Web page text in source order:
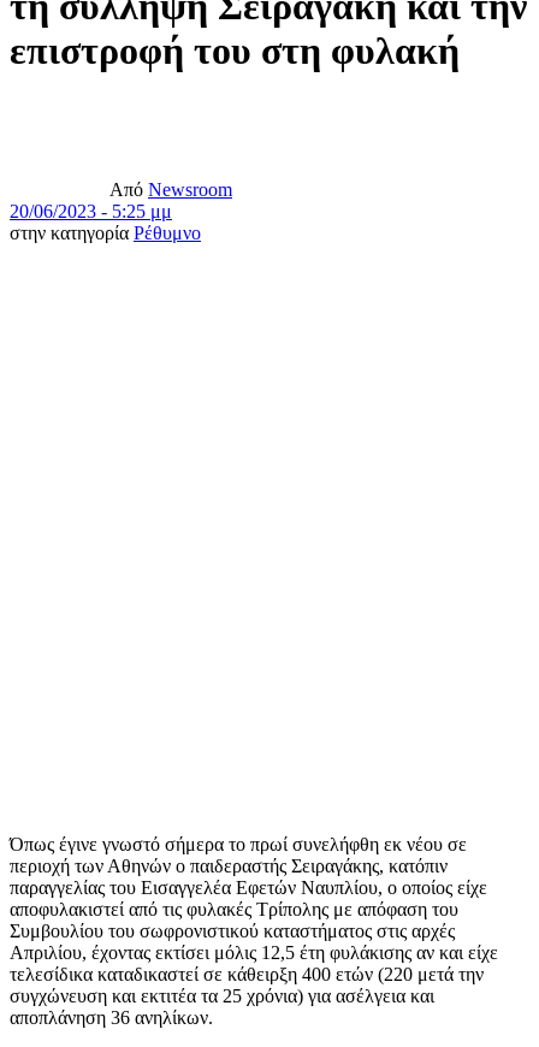
επιστροφή του στη φυλακή
Από Newsroom
20/06/2023 - 5:25 μμ
στην κατηγορία Ρέθυμνο
Όπως έγινε γνωστό σήμερα το πρωί συνελήφθη εκ νέου σε
περιοχή των Αθηνών ο παιδεραστής Σειραγάκης, κατόπιν
παραγγελίας του Εισαγγελέα Εφετών Ναυπλίου, ο οποίος είχε
αποφυλακιστεί από τις φυλακές Τρίπολης με απόφαση του
Συμβουλίου του σωφρονιστικού καταστήματος στις αρχές
Απριλίου, έχοντας εκτίσει μόλις 12,5 έτη φυλάκισης αν και είχε
τελεσίδικα καταδικαστεί σε κάθειρξη 400 ετών (220 μετά την
συγχώνευση και εκτιτέα τα 25 χρόνια) για ασέλγεια και
αποπλάνηση 36 ανηλίκων.